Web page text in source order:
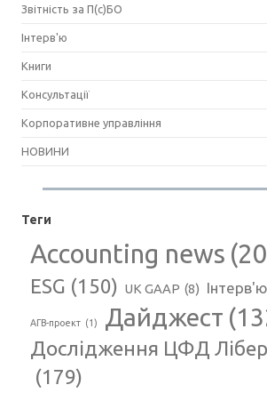
Звітність за П(с)БО
Інтерв'ю
Книги
Консультації
Корпоративне управління
НОВИНИ
Теги
Accounting news
ESG (150) UK GAAP (8) Інтерв'ю
АГВ-проект (1) Дайджест
Дослідження ЦФД
(179)